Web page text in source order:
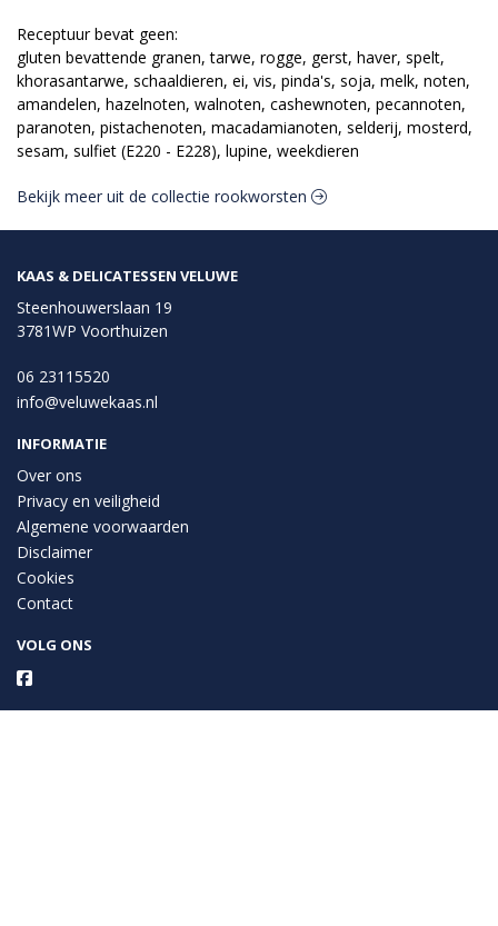
Receptuur bevat geen:
gluten bevattende granen, tarwe, rogge, gerst, haver, spelt,
khorasantarwe, schaaldieren, ei, vis, pinda's, soja, melk, noten,
amandelen, hazelnoten, walnoten, cashewnoten, pecannoten,
paranoten, pistachenoten, macadamianoten, selderij, mosterd,
sesam, sulfiet (E220 - E228), lupine, weekdieren
Bekijk meer uit de collectie rookworsten
KAAS & DELICATESSEN VELUWE
Steenhouwerslaan 19
3781WP Voorthuizen
06 23115520
info@veluwekaas.nl
INFORMATIE
Over ons
Privacy en veiligheid
Algemene voorwaarden
Disclaimer
Cookies
Contact
VOLG ONS